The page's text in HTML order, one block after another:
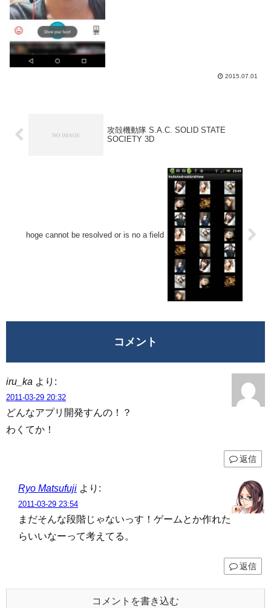
2015.07.01
攻殻機動隊 S.A.C. SOLID STATE
SOCIETY 3D
hoge cannot be resolved or is no a field
コメント
iru_ka より:
2011-03-29 20:32
どんなアプリ開発すんの！？
わくてか！
返信
Ryo Matsufuji より:
2011-03-29 23:54
まだそんな段階じゃないっす！ゲームとか作れた
らいいなーって考えてる。
返信
コメントを書き込む